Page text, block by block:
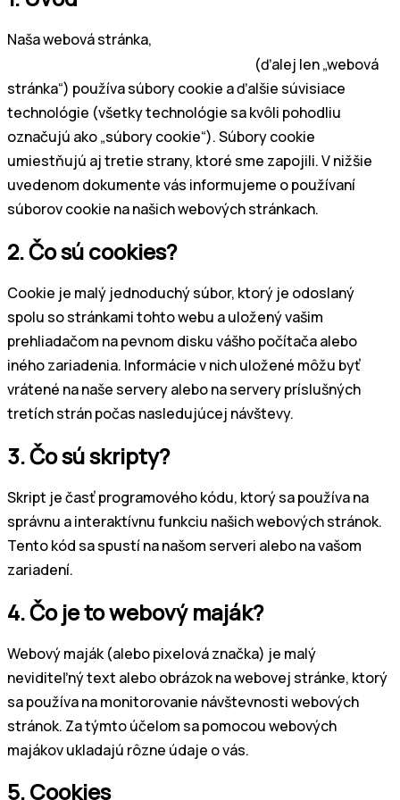
Naša webová stránka,
(ďalej len „webová
stránka“) používa súbory cookie a ďalšie súvisiace
technológie (všetky technológie sa kvôli pohodliu
označujú ako „súbory cookie“). Súbory cookie
umiestňujú aj tretie strany, ktoré sme zapojili. V nižšie
uvedenom dokumente vás informujeme o používaní
súborov cookie na našich webových stránkach.
2. Čo sú cookies?
Cookie je malý jednoduchý súbor, ktorý je odoslaný
spolu so stránkami tohto webu a uložený vašim
prehliadačom na pevnom disku vášho počítača alebo
iného zariadenia. Informácie v nich uložené môžu byť
vrátené na naše servery alebo na servery príslušných
tretích strán počas nasledujúcej návštevy.
3. Čo sú skripty?
Skript je časť programového kódu, ktorý sa používa na
správnu a interaktívnu funkciu našich webových stránok.
Tento kód sa spustí na našom serveri alebo na vašom
zariadení.
4. Čo je to webový maják?
Webový maják (alebo pixelová značka) je malý
neviditeľný text alebo obrázok na webovej stránke, ktorý
sa používa na monitorovanie návštevnosti webových
stránok. Za týmto účelom sa pomocou webových
majákov ukladajú rôzne údaje o vás.
5. Cookies